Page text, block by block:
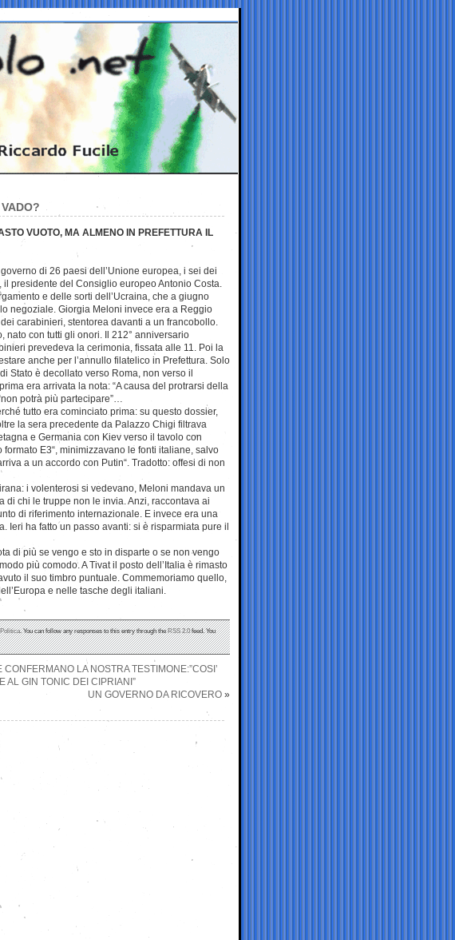
VUOTO, MA ALMENO IN PREFETTURA IL
di 26 paesi dell’Unione europea, i sei dei
il presidente del Consiglio europeo Antonio Costa.
e delle sorti dell’Ucraina, che a giugno
negoziale. Giorgia Meloni invece era a Reggio
carabinieri, stentorea davanti a un francobollo.
nato con tutti gli onori. Il 212° anniversario
prevedeva la cerimonia, fissata alle 11. Poi la
anche per l’annullo filatelico in Prefettura. Solo
Stato è decollato verso Roma, non verso il
era arrivata la nota: “A causa del protrarsi della
potrà più partecipare”…
tutto era cominciato prima: su questo dossier,
la sera precedente da Palazzo Chigi filtrava
e Germania con Kiev verso il tavolo con
formato E3“, minimizzavano le fonti italiane, salvo
a un accordo con Putin“. Tradotto: offesi di non
i volenterosi si vedevano, Meloni mandava un
chi le truppe non le invia. Anzi, raccontava ai
di riferimento internazionale. E invece era una
ha fatto un passo avanti: si è risparmiata pure il
di più se vengo e sto in disparte o se non vengo
più comodo. A Tivat il posto dell’Italia è rimasto
il suo timbro puntuale. Commemoriamo quello,
e nelle tasche degli italiani.
Politica. You can follow any responses to this entry through theRSS 2.0feed. You
CONFERMANO LA NOSTRA TESTIMONE:”COSI’
AL GIN TONIC DEI CIPRIANI”
UN GOVERNO DA RICOVERO »